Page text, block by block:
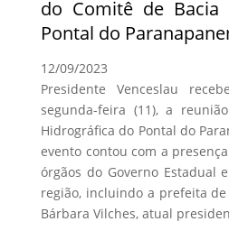
do Comitê de Bacia
Pontal do
12/09/2023
Presidente Venceslau
segunda-feira (11), a
Hidrográfica do Pontal do
evento contou com a
órgãos do Governo Estadual
região, incluindo a prefeita de
Bárbara Vilches, atual